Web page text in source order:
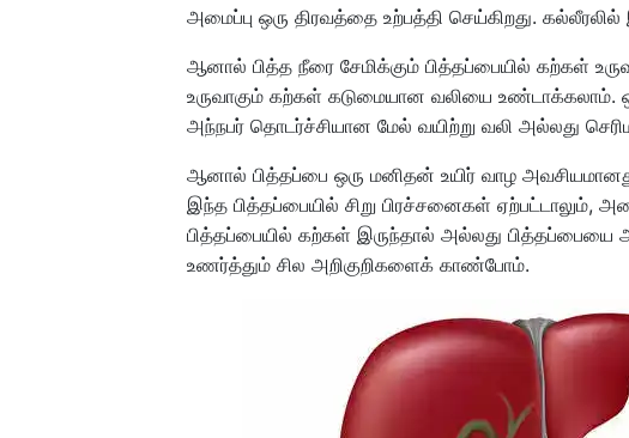
அமைப்பு ஒரு திரவத்தை உற்பத்தி செய்கிறது.
ஆனால் பித்த நீரை சேமிக்கும் பித்தப்பையில் கற்கள்
உருவாகும் கற்கள் கடுமையான வலியை உண்டாக்கலாம்.
அந்நபர் தொடர்ச்சியான மேல் வயிற்று வலி அல்லது
ஆனால் பித்தப்பை ஒரு மனிதன் உயிர் வாழ
இந்த பித்தப்பையில் சிறு பிரச்சனைகள் ஏற்பட்டாலும்,
பித்தப்பையில் கற்கள் இருந்தால் அல்லது
உணர்த்தும் சில அறிகுறிகளைக் காண்போம்.